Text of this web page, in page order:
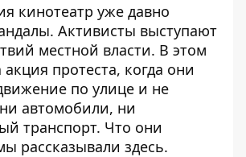
кинотеатр уже давно
Активисты выступают
местной власти. В этом
протеста, когда они
по улице и не
автомобили, ни
транспорт. Что они
рассказывали здесь.